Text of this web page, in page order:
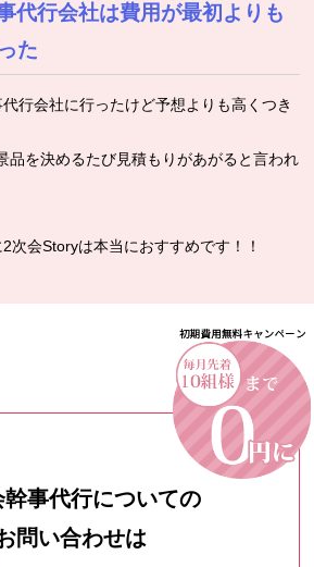
代行会社は費用が最初よりも
た
行会社に行ったけど予想よりも高くつき
品を決めるたび見積もりがあがると言われ
次会Storyは本当におすすめです！！
幹事代行についての
問い合わせは